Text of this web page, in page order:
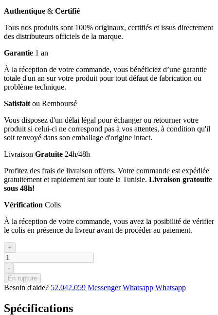
Authentique & Certifié
Tous nos produits sont 100% originaux, certifiés et issus directement
des distributeurs officiels de la marque.
Garantie 1 an
À la réception de votre commande, vous bénéficiez d’une garantie
totale d'un an sur votre produit pour tout défaut de fabrication ou
problème technique.
Satisfait ou Remboursé
Vous disposez d'un délai légal pour échanger ou retourner votre
produit si celui-ci ne correspond pas à vos attentes, à condition qu'il
soit renvoyé dans son emballage d'origine intact.
Livraison Gratuite 24h/48h
Profitez des frais de livraison offerts. Votre commande est expédiée
gratuitement et rapidement sur toute la Tunisie. Livraison gratouite
sous 48h!
Vérification Colis
À la réception de votre commande, vous avez la posibilité de vérifier
le colis en présence du livreur avant de procéder au paiement.
+
-
En rupture
Besoin d'aide? 52.042.059 Messenger Whatsapp Whatsapp
Spécifications